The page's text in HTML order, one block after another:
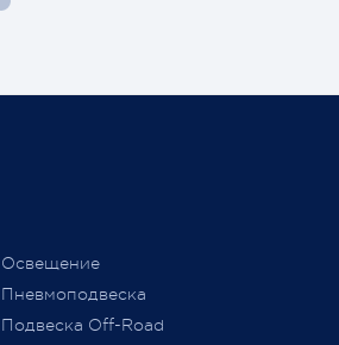
средства и что мне будет, если
технического регламента
Таможенного союза (
018/2011) «О безопасности
Освещение
Пневмоподвеска
Подвеска Off-Road